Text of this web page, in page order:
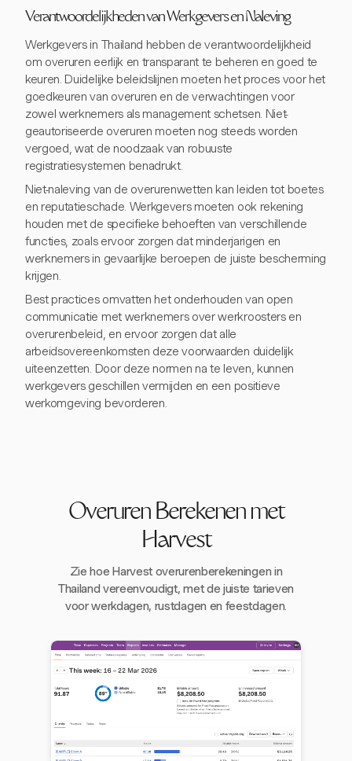
Verantwoordelijkheden van Werkgevers en Naleving
Werkgevers in Thailand hebben de verantwoordelijkheid
om overuren eerlijk en transparant te beheren en goed te
keuren. Duidelijke beleidslijnen moeten het proces voor het
goedkeuren van overuren en de verwachtingen voor
zowel werknemers als management schetsen. Niet-
geautoriseerde overuren moeten nog steeds worden
vergoed, wat de noodzaak van robuuste
registratiesystemen benadrukt.
Niet-naleving van de overurenwetten kan leiden tot boetes
en reputatieschade. Werkgevers moeten ook rekening
houden met de specifieke behoeften van verschillende
functies, zoals ervoor zorgen dat minderjarigen en
werknemers in gevaarlijke beroepen de juiste bescherming
krijgen.
Best practices omvatten het onderhouden van open
communicatie met werknemers over werkroosters en
overurenbeleid, en ervoor zorgen dat alle
arbeidsovereenkomsten deze voorwaarden duidelijk
uiteenzetten. Door deze normen na te leven, kunnen
werkgevers geschillen vermijden en een positieve
werkomgeving bevorderen.
Overuren Berekenen met
Harvest
Zie hoe Harvest overurenberekeningen in
Thailand vereenvoudigt, met de juiste tarieven
voor werkdagen, rustdagen en feestdagen.